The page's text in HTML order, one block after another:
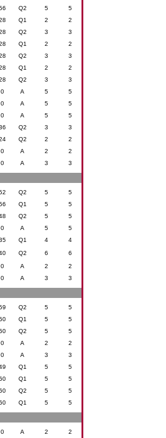
Q2 5 5
Q1 2 2
Q2 3 3
Q1 2 2
Q2 3 3
Q1 2 2
Q2 3 3
0 A 5 5
0 A 5 5
0 A 5 5
Q2 3 3
Q2 2 2
0 A 2 2
0 A 3 3
Q2 5 5
Q1 5 5
Q2 5 5
0 A 5 5
Q1 4 4
Q2 6 6
0 A 2 2
0 A 3 3
Q2 5 5
Q1 5 5
Q2 5 5
0 A 2 2
0 A 3 3
Q1 5 5
Q1 5 5
Q2 5 5
Q1 5 5
0 A 2 2